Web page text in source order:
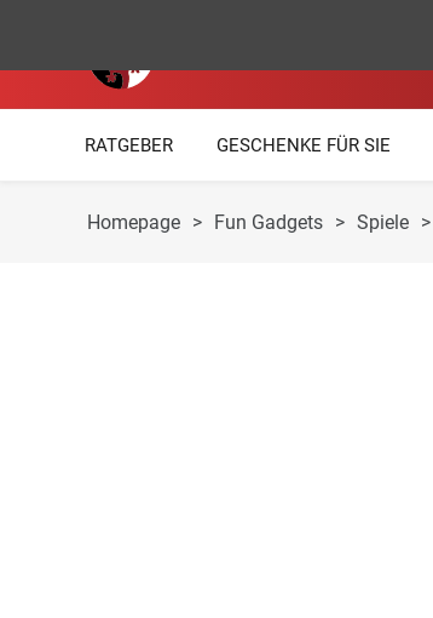
RATGEBER GESCHENKE FÜR SIE
Homepage > Fun Gadgets > Spiele >